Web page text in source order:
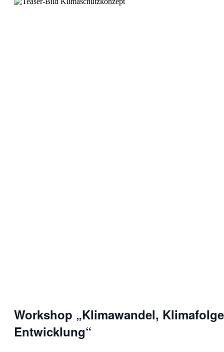
Workshop „Klimawandel,
Entwicklung“